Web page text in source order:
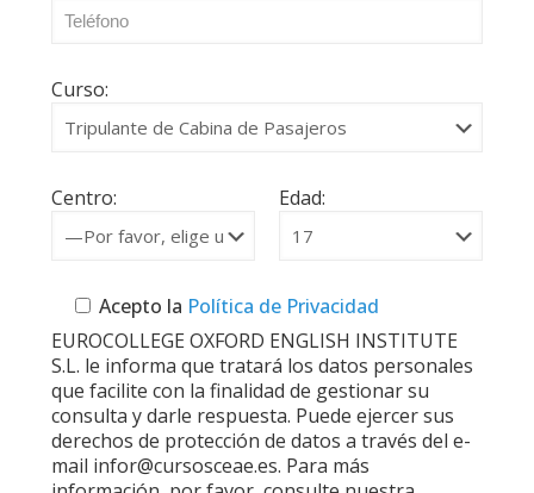
Curso:
Centro: Edad:
Acepto la Política de Privacidad
EUROCOLLEGE OXFORD ENGLISH INSTITUTE
S.L. le informa que tratará los datos personales
que facilite con la finalidad de gestionar su
consulta y darle respuesta. Puede ejercer sus
derechos de protección de datos a través del e-
mail infor@cursosceae.es. Para más